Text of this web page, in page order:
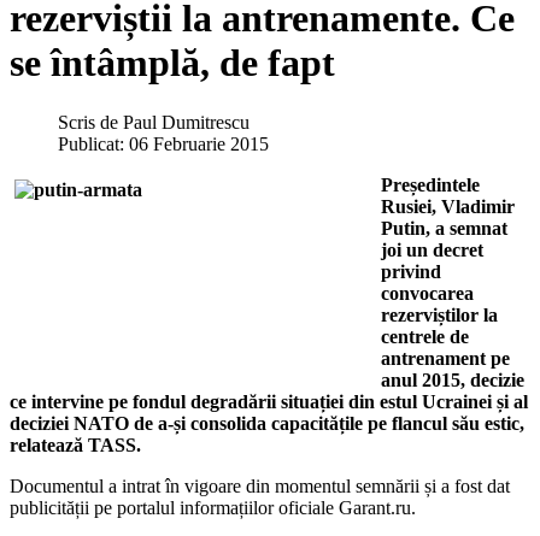
rezerviștii la antrenamente. Ce
se întâmplă, de fapt
Scris de Paul Dumitrescu
Publicat: 06 Februarie 2015
Președintele
Rusiei, Vladimir
Putin, a semnat
joi un decret
privind
convocarea
rezerviștilor la
centrele de
antrenament pe
anul 2015, decizie
ce intervine pe fondul degradării situației din estul Ucrainei și al
deciziei NATO de a-și consolida capacitățile pe flancul său estic,
relatează TASS.
Documentul a intrat în vigoare din momentul semnării și a fost dat
publicității pe portalul informațiilor oficiale Garant.ru.